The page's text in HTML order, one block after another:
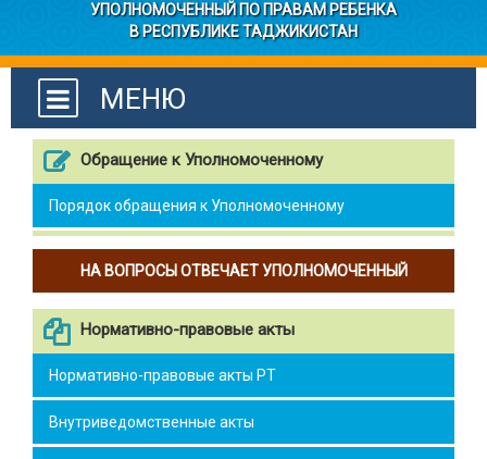
УПОЛНОМОЧЕННЫЙ ПО ПРАВАМ РЕБЕНКА
В РЕСПУБЛИКЕ ТАДЖИКИСТАН
МЕНЮ
Обращение к Уполномоченному
Порядок обращения к Уполномоченному
НА ВОПРОСЫ ОТВЕЧАЕТ УПОЛНОМОЧЕННЫЙ
Нормативно-правовые акты
Нормативно-правовые акты РТ
Внутриведомственные акты